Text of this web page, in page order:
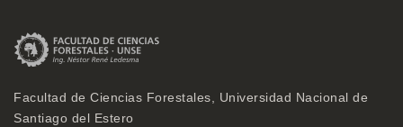
Facultad de Ciencias Forestales, Universidad Nacional de
Santiago del Estero